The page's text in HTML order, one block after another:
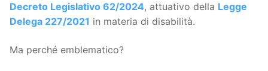
Decreto Legislativo 62/2024, attuativo della Legge
Delega 227/2021 in materia di disabilità.
Ma perché emblematico?